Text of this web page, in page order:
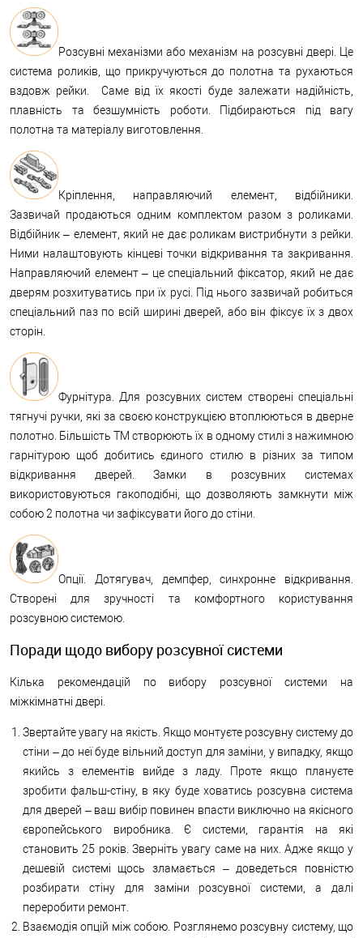
Розсувні механізми або механізм на розсувні двері. Це
система роликів, що прикручуються до полотна та рухаються
вздовж рейки. Саме від їх якості буде залежати надійність,
плавність та безшумність роботи. Підбираються під вагу
полотна та матеріалу виготовлення.
Кріплення, направляючий елемент, відбійники.
Зазвичай продаються одним комплектом разом з роликами.
Відбійник – елемент, який не дає роликам вистрибнути з рейки.
Ними налаштовують кінцеві точки відкривання та закривання.
Направляючий елемент – це спеціальний фіксатор, який не дає
дверям розхитуватись при їх русі. Під нього зазвичай робиться
спеціальний паз по всій ширині дверей, або він фіксує їх з двох
сторін.
Фурнітура. Для розсувних систем створені спеціальні
тягнучі ручки, які за своєю конструкцією втоплюються в дверне
полотно. Більшість ТМ створюють їх в одному стилі з нажимною
гарнітурою щоб добитись єдиного стилю в різних за типом
відкривання дверей. Замки в розсувних системах
використовуються гакоподібні, що дозволяють замкнути між
собою 2 полотна чи зафіксувати його до стіни.
Опції. Дотягувач, демпфер, синхронне відкривання.
Створені для зручності та комфортного користування
розсувною системою.
Поради щодо вибору розсувної системи
Кілька рекомендацій по вибору розсувної системи на
міжкімнатні двері.
Звертайте увагу на якість. Якщо монтуєте розсувну систему до
стіни – до неї буде вільний доступ для заміни, у випадку, якщо
якийсь з елементів вийде з ладу. Проте якщо плануєте
зробити фальш-стіну, в яку буде ховатись розсувна система
для дверей – ваш вибір повинен впасти виключно на якісного
європейського виробника. Є системи, гарантія на які
становить 25 років. Зверніть увагу саме на них. Адже якщо у
дешевій системі щось зламається – доведеться повністю
розбирати стіну для заміни розсувної системи, а далі
переробити ремонт.
Взаємодія опцій між собою. Розглянемо розсувну систему, що